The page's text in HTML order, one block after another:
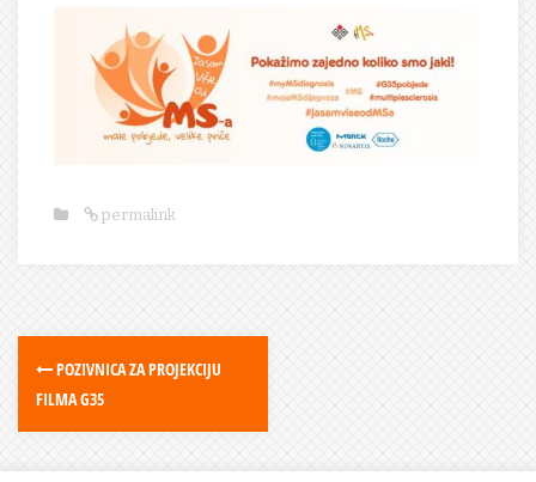
permalink
POZIVNICA ZA PROJEKCIJU
FILMA G35